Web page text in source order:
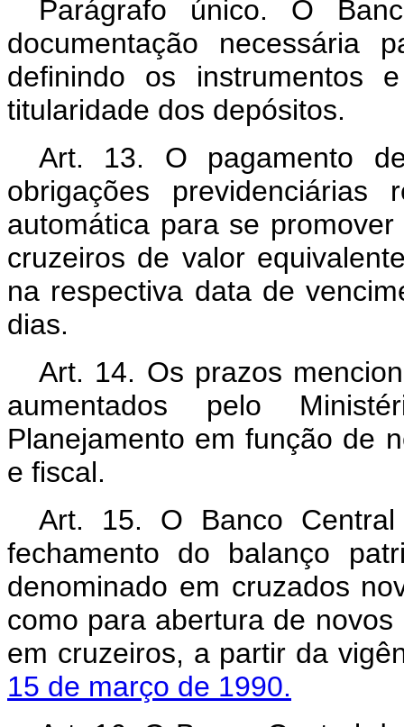
Parágrafo único. O
documentação necessária
definindo os instrumentos
titularidade dos depósitos.
Art. 13. O pagamento
obrigações
automática para se
cruzeiros de valor
na respectiva data de
dias.
Art. 14. Os prazos
aumentados pelo
Planejamento em função de
e fiscal.
Art. 15. O Banco
fechamento do balanço
denominado em cruzados
como para abertura de
em cruzeiros, a partir da
15 de março de 1990.